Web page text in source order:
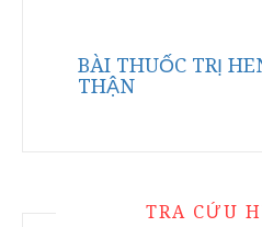
BÀI THUỐC TRỊ
THẬN
TRA CỨU